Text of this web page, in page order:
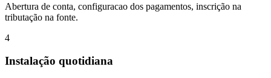
Abertura de conta, configuracao dos pagamentos, inscrição na
tributação na fonte.
4
Instalação quotidiana